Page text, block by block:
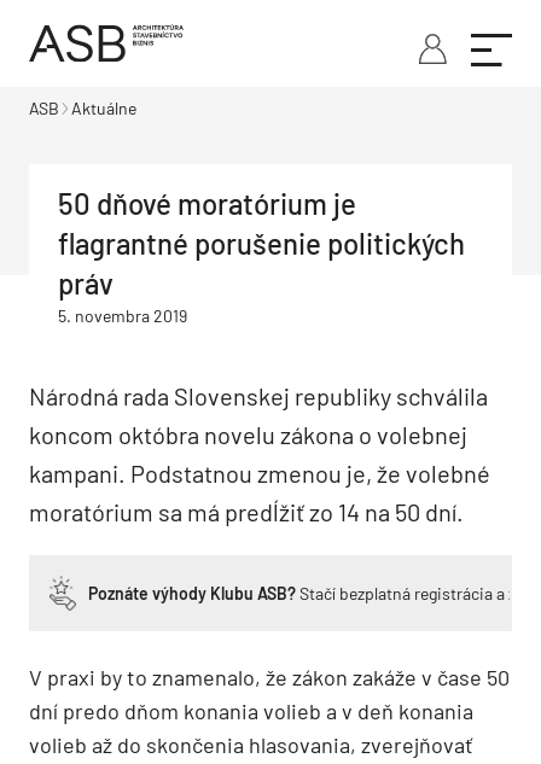
ASB Aktuálne
50 dňové moratórium je
flagrantné porušenie politických
práv
5. novembra 2019
Národná rada Slovenskej republiky schválila
koncom októbra novelu zákona o volebnej
kampani. Podstatnou zmenou je, že volebné
moratórium sa má predĺžiť zo 14 na 50 dní.
Poznáte výhody Klubu ASB?Stačí bezplatná registrácia a
V praxi by to znamenalo, že zákon zakáže v čase 50
dní predo dňom konania volieb a v deň konania
volieb až do skončenia hlasovania, zverejňovať